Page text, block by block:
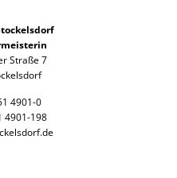
Straße 7
4901-0
4901-198